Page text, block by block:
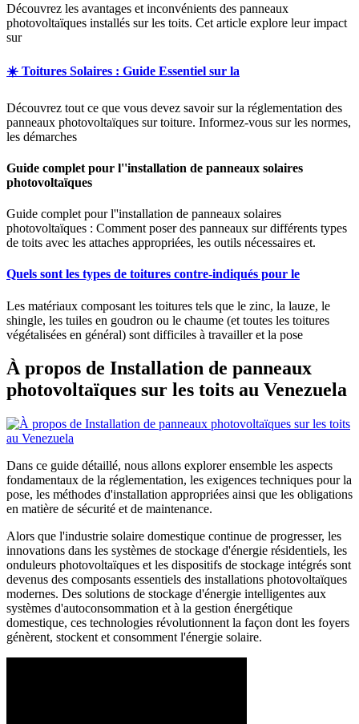
Découvrez les avantages et inconvénients des panneaux
photovoltaïques installés sur les toits. Cet article explore leur impact
sur
☀️ Toitures Solaires : Guide Essentiel sur la
Découvrez tout ce que vous devez savoir sur la réglementation des
panneaux photovoltaïques sur toiture. Informez-vous sur les normes,
les démarches
Guide complet pour l''installation de panneaux solaires
photovoltaïques
Guide complet pour l''installation de panneaux solaires
photovoltaïques : Comment poser des panneaux sur différents types
de toits avec les attaches appropriées, les outils nécessaires et.
Quels sont les types de toitures contre-indiqués pour le
Les matériaux composant les toitures tels que le zinc, la lauze, le
shingle, les tuiles en goudron ou le chaume (et toutes les toitures
végétalisées en général) sont difficiles à travailler et la pose
À propos de Installation de panneaux
photovoltaïques sur les toits au Venezuela
Dans ce guide détaillé, nous allons explorer ensemble les aspects
fondamentaux de la réglementation, les exigences techniques pour la
pose, les méthodes d'installation appropriées ainsi que les obligations
en matière de sécurité et de maintenance.
Alors que l'industrie solaire domestique continue de progresser, les
innovations dans les systèmes de stockage d'énergie résidentiels, les
onduleurs photovoltaïques et les dispositifs de stockage intégrés sont
devenus des composants essentiels des installations photovoltaïques
modernes. Des solutions de stockage d'énergie intelligentes aux
systèmes d'autoconsommation et à la gestion énergétique
domestique, ces technologies révolutionnent la façon dont les foyers
génèrent, stockent et consomment l'énergie solaire.